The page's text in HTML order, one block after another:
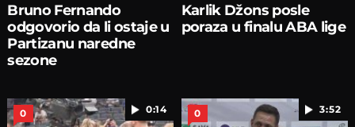
Bruno Fernando
odgovorio da li ostaje u
Partizanu naredne
sezone
Karlik Džons posle
poraza u finalu ABA lige
0:14
0 3:52
0